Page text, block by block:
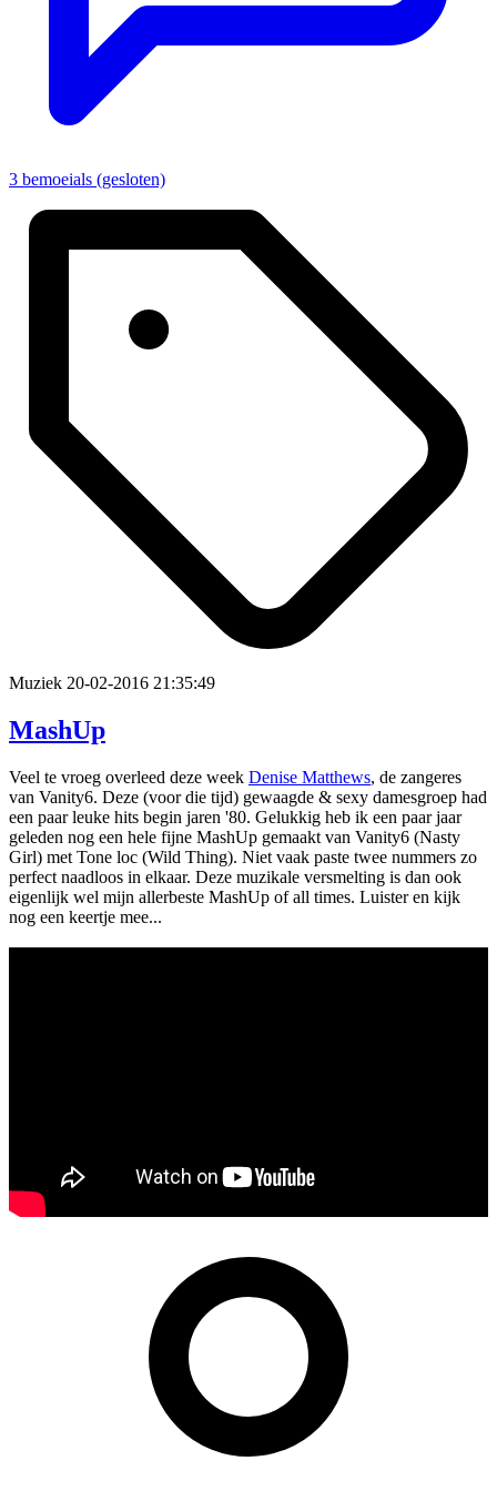
3 bemoeials (gesloten)
Muziek 20-02-2016 21:35:49
MashUp
Veel te vroeg overleed deze week Denise Matthews, de zangeres
van Vanity6. Deze (voor die tijd) gewaagde & sexy damesgroep had
een paar leuke hits begin jaren '80. Gelukkig heb ik een paar jaar
geleden nog een hele fijne MashUp gemaakt van Vanity6 (Nasty
Girl) met Tone loc (Wild Thing). Niet vaak paste twee nummers zo
perfect naadloos in elkaar. Deze muzikale versmelting is dan ook
eigenlijk wel mijn allerbeste MashUp of all times. Luister en kijk
nog een keertje mee...